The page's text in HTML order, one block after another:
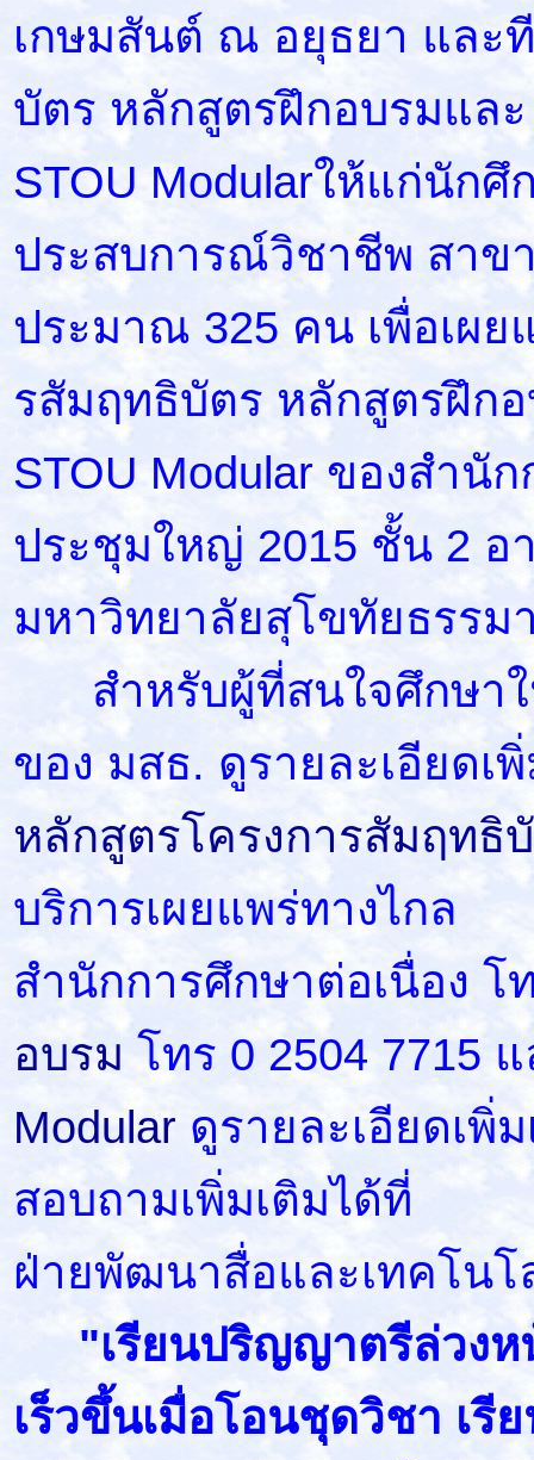
เกษมสันต์ ณ อยุธยา และ
บัตร หลักสูตรฝึกอบรมและ
STOU Modularให้แก่นัก
ประสบการณ์วิชาชีพ สาข
ประมาณ 325 คน เพื่อเผ
รสัมฤทธิบัตร หลักสูตรฝึก
STOU Modular ของสำนั
ประชุมใหญ่ 2015 ชั้น 2 อ
มหาวิทยาลัยสุโขทัยธรรม
สำหรับผู้ที่สนใจศึกษาใ
ของ มสธ. ดูรายละเอียดเ
หลักสูตรโครงการสัมฤทธิ
บริการเผยแพร่ทางไกล
สำนักการศึกษาต่อเนื่อง โ
อบรม โทร 0 2504 7715
Modular ดูรายละเอียดเพิ่
สอบถามเพิ่มเติมได้ที่
ฝ่ายพัฒนาสื่อและเทคโนโ
"เรียนปริญญาตรีล่วง
เร็วขึ้นเมื่อโอนชุดวิชา เรี